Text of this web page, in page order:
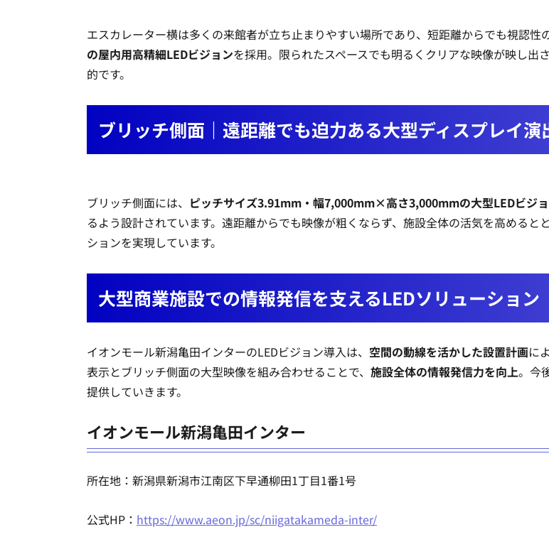
エスカレーター横は多くの来館者が立ち止まりやすい場所であり、短距離からでも視認性
の屋内用高精細LEDビジョンを採用。限られたスペースでも明るくクリアな映像が映し
的です。
ブリッチ側面｜遠距離でも迫力ある大型ディスプレイ演
ブリッチ側面には、 ピッチサイズ3.91mm・幅7,000mm×高さ3,000mmの大型LEDビジ
るよう設計されています。遠距離からでも映像が粗くならず、施設全体の活気を高める
ションを実現しています。
大型商業施設での情報発信を支えるLEDソリューション
イオンモール新潟亀田インターのLEDビジョン導入は、 空間の動線を活かした設置計画に
表示とブリッチ側面の大型映像を組み合わせることで、 施設全体の情報発信力を向上。今
提供していきます。
イオンモール新潟亀田インター
所在地：新潟県新潟市江南区下早通柳田1丁目1番1号
公式HP： https://www.aeon.jp/sc/niigatakameda-inter/